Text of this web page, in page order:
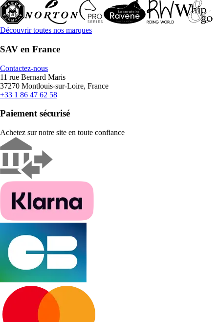
Découvrir toutes nos marques
SAV en France
Contactez-nous
11 rue Bernard Maris
37270 Montlouis-sur-Loire, France
+33 1 86 47 62 58
Paiement sécurisé
Achetez sur notre site en toute confiance